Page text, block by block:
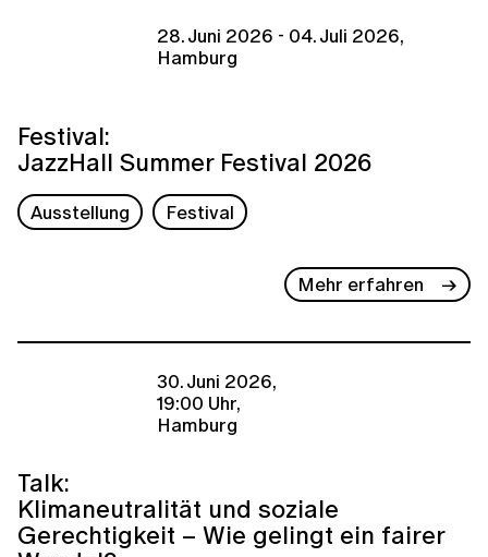
28. Juni 2026 - 04. Juli 2026,
Hamburg
Festival:
JazzHall Summer Festival 2026
Ausstellung Festival
Mehr erfahren
30. Juni 2026,
19:00 Uhr,
Hamburg
Talk:
Klimaneutralität und soziale
Gerechtigkeit – Wie gelingt ein fairer